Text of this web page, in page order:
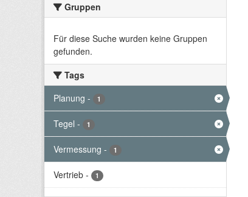
Gruppen
Für diese Suche wurden keine Gruppen
gefunden.
Tags
Planung - 1
Tegel - 1
Vermessung - 1
Vertrieb - 1